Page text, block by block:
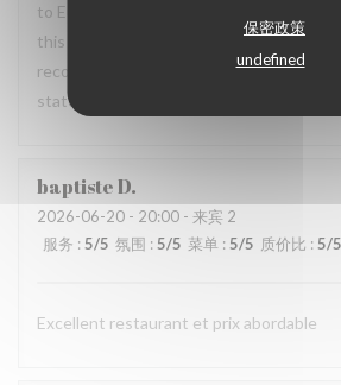
保密政策
undefined
to Europe 4 years ago. Now, every time
this is always our favorite spot to dine at.
recommend to all of our friends and
states :)
baptisteD
2026-06-20 - 20:00 - 来宾 2
服务 : 5/5 氛围 : 5/5 菜单 : 5/5 质价比 : 5/5
Excellent restaurant et prix abordable